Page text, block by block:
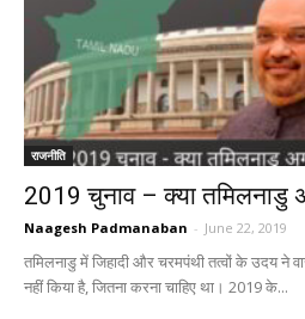
राजनीति
2019 चुनाव – क्या तमिलनाडु
Naagesh Padmanaban - June 22, 2019
तमिलनाडु में जिहादी और चरमपंथी तत्वों के उदय ने
नहीं किया है, जितना करना चाहिए था। 2019 के...